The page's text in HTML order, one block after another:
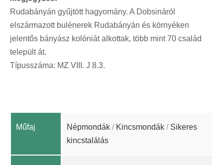
Rudabányán gyűjtött hagyomány. A Dobsináról
elszármazott bulénerek Rudabányán és környéken
jelentős bányász kolóniát alkottak, több mint 70 család
települt át.
Típusszáma: MZ VIII. J 8.3.
Műfaj Népmondák / Kincsmondák / Sikeres
kincstalálás